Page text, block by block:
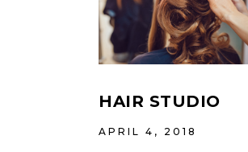
HAIR STUDIO
APRIL 4, 2018